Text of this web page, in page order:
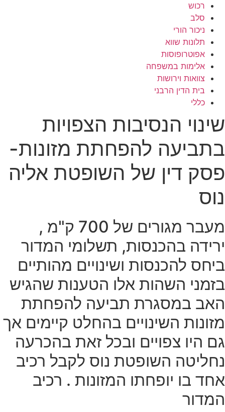
רכוש
סלב
ניכור הורי
תלונות שווא
אפוטרופוסות
אלימות במשפחה
צוואות וירושות
בית הדין הרבני
כללי
שינוי הנסיבות הצפויות
בתביעה להפחתת מזונות-
פסק דין של השופטת אליה
נוס
מעבר מגורים של 700 ק"מ ,
ירידה בהכנסות, תשלומי המדור
ביחס להכנסות ושינויים מהותיים
בזמני השהות אלו הטענות שהגיש
האב במסגרת תביעה להפחתת
מזונות השינויים בהחלט קיימים אך
גם היו צפויים ובכל זאת בהכרעה
נחליטה השופטת נוס לקבל רכיב
אחד בו יופחתו המזונות . רכיב
המדור